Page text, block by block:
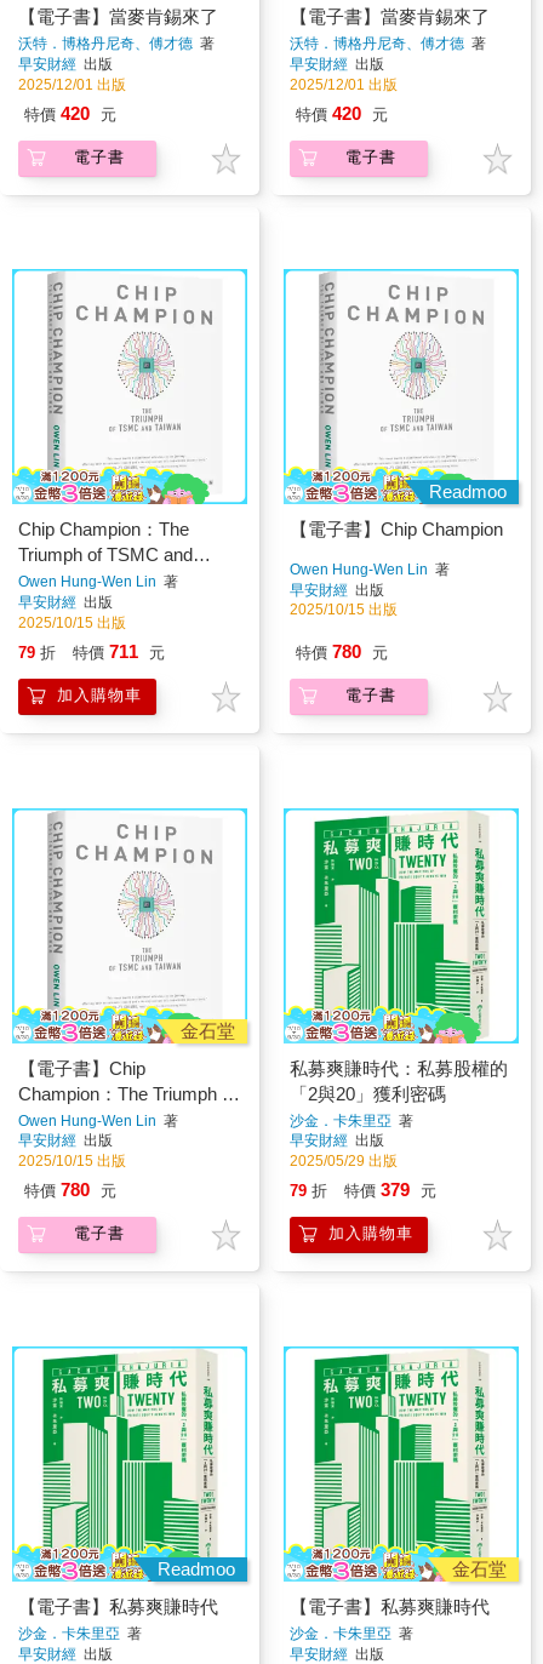
【電子書】當麥肯錫來了
沃特．博格丹尼奇、傅才德 著
早安財經 出版
2025/12/01 出版
特價 420 元
電子書
【電子書】當麥肯錫來了
沃特．博格丹尼奇、傅才德 著
早安財經 出版
2025/12/01 出版
特價 420 元
電子書
Chip Champion：The
Triumph of TSMC and
Taiwan
Owen Hung-Wen Lin 著
早安財經 出版
2025/10/15 出版
79 折 特價 711 元
加入購物車
Readmoo
【電子書】Chip Champion
Owen Hung-Wen Lin 著
早安財經 出版
2025/10/15 出版
特價 780 元
電子書
金石堂
【電子書】Chip
Champion：The Triumph of
TSMC and Taiwan
Owen Hung-Wen Lin 著
早安財經 出版
2025/10/15 出版
特價 780 元
電子書
私募爽賺時代：私募股權的
「2與20」獲利密碼
沙金．卡朱里亞 著
早安財經 出版
2025/05/29 出版
79 折 特價 379 元
加入購物車
Readmoo
【電子書】私募爽賺時代
沙金．卡朱里亞 著
早安財經 出版
金石堂
【電子書】私募爽賺時代
沙金．卡朱里亞 著
早安財經 出版